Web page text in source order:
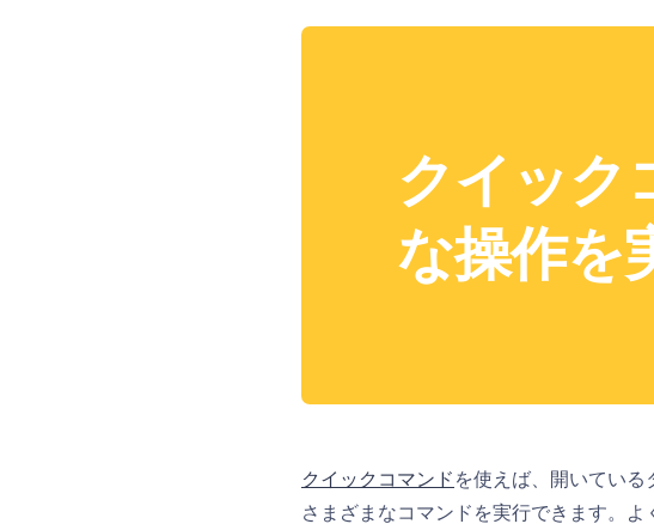
クイック
な操作を
クイックコマンドを使えば、開いている
さまざまなコマンドを実行できます。